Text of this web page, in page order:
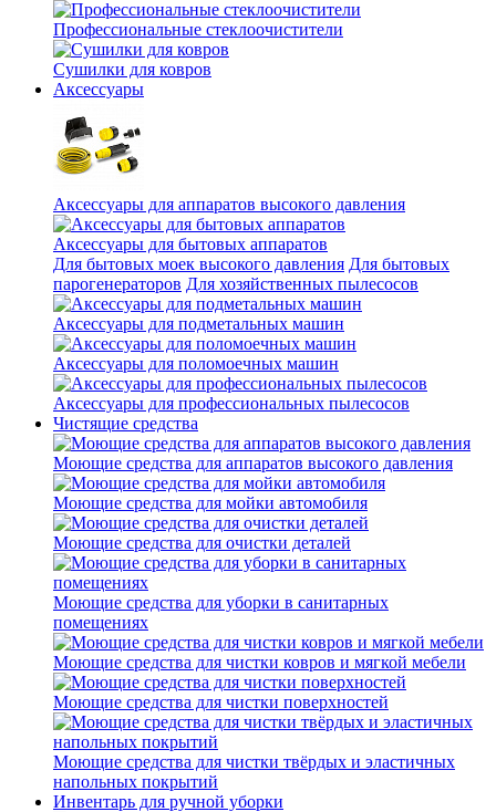
Профессиональные стеклоочистители
Сушилки для ковров
Аксессуары
Аксессуары для аппаратов высокого давления
Аксессуары для бытовых аппаратов
Для бытовых моек высокого давления Для бытовых
парогенераторов Для хозяйственных пылесосов
Аксессуары для подметальных машин
Аксессуары для поломоечных машин
Аксессуары для профессиональных пылесосов
Чистящие средства
Моющие средства для аппаратов высокого давления
Моющие средства для мойки автомобиля
Моющие средства для очистки деталей
Моющие средства для уборки в санитарных
помещениях
Моющие средства для чистки ковров и мягкой мебели
Моющие средства для чистки поверхностей
Моющие средства для чистки твёрдых и эластичных
напольных покрытий
Инвентарь для ручной уборки